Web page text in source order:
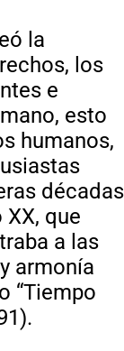
la
los
e
esto
humanos,
décadas
que
a las
armonía
“Tiempo